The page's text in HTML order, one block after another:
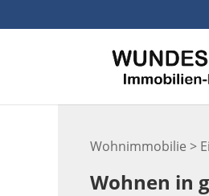
Wohnimmobilie >
Wohnen in